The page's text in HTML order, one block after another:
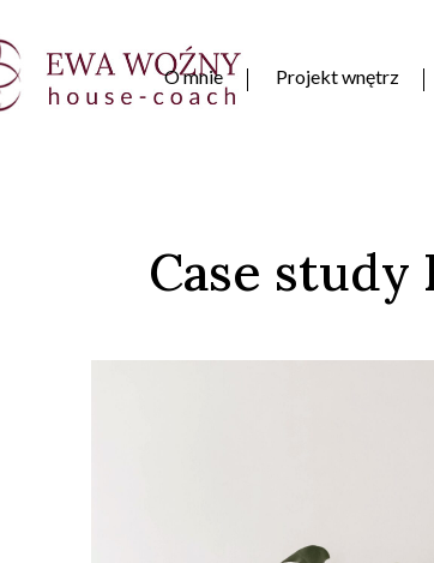
O mnie Projekt wnętrz
Case study